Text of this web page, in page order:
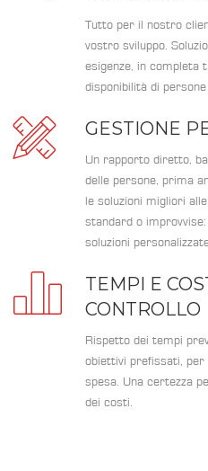
Tutto per il nostro
vostro sviluppo.
esigenze, in completa
disponibilità di
GESTIONE
Un rapporto diretto,
delle persone, prima
le soluzioni migliori
standard o
soluzioni
TEMPI E
CONTROLLO
Rispetto dei tempi
obiettivi prefissati,
spesa. Una certezza
dei costi.